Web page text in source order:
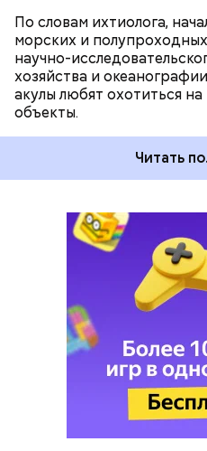
По словам ихтиолога,
морских и
научно-
хозяйства и
акулы любят охотиться
объекты.
Читать